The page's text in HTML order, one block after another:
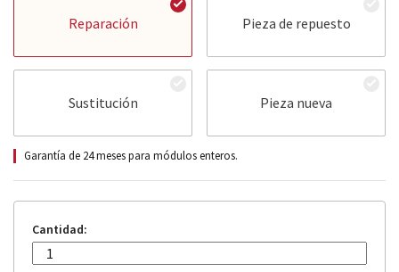
Reparación Pieza de repuesto
Sustitución Pieza nueva
Garantía de 24 meses para módulos enteros.
Cantidad: